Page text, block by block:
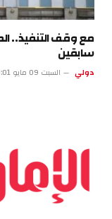
مع وقف التنفيذ..
سابقين
دولي السبت 09 مايو 10:01 ص